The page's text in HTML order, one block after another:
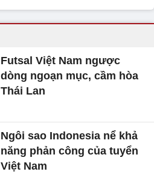
Futsal Việt Nam ngược
dòng ngoạn mục, cầm hòa
Thái Lan
Ngôi sao Indonesia nể khả
năng phản công của tuyển
Việt Nam